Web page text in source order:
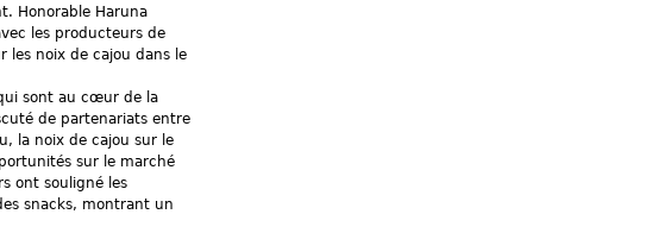
Honorable Haruna
les producteurs de
les noix de cajou dans le
sont au cœur de la
de partenariats entre
la noix de cajou sur le
sur le marché
ont souligné les
snacks, montrant un